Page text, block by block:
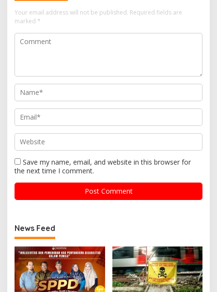
Your email address will not be published. Required fields are
marked *
Save my name, email, and website in this browser for
the next time I comment.
News Feed